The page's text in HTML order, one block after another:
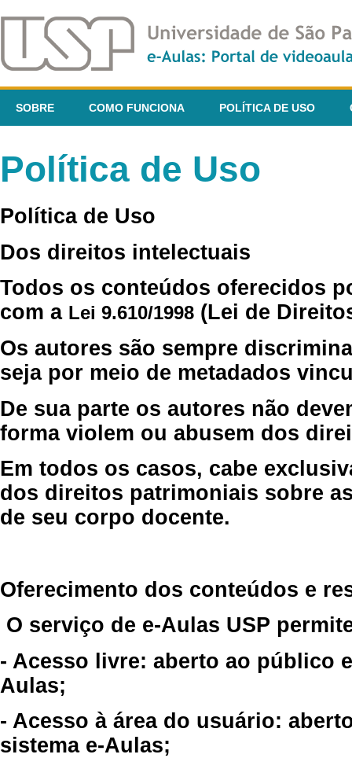
SOBRE COMO FUNCIONA POLÍTICA DE USO
Política de Uso
Política de Uso
Dos direitos intelectuais
Todos os conteúdos oferecidos
com a Lei 9.610/1998 (Lei de
Os autores são sempre
seja por meio de metadados
De sua parte os autores não
forma violem ou abusem dos
Em todos os casos, cabe
dos direitos patrimoniais sobre
de seu corpo docente.
Oferecimento dos conteúdos e
O serviço de e-Aulas USP
- Acesso livre: aberto ao público
Aulas;
- Acesso à área do usuário:
sistema e-Aulas;